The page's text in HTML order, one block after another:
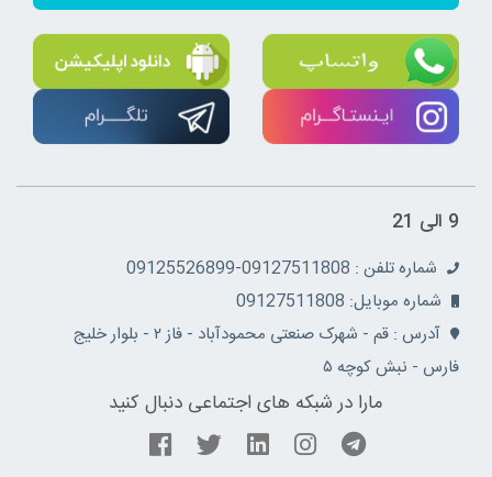
9 الی 21
شماره تلفن : 09127511808-09125526899
شماره موبایل: 09127511808
آدرس : قم - شهرک صنعتی محمودآباد - فاز ۲ - بلوار خلیج
فارس - نبش کوچه ۵
مارا در شبکه های اجتماعی دنبال کنید